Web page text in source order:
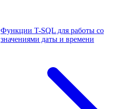
Функции T-SQL для работы со
значениями даты и времени